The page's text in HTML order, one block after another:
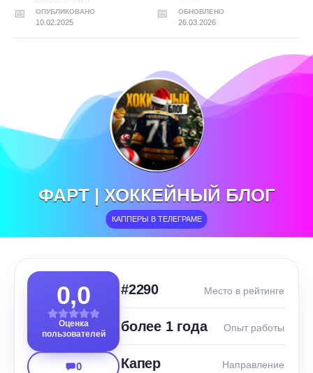
ОПУБЛИКОВАНО
10.02.2025
ОБНОВЛЕНО
26.03.2026
ФАРТ | ХОККЕЙНЫЙ БЛОГ
КАППЕРЫ В ТЕЛЕГРАМЕ
0,0
Оценка
пользователей
0
#2290 Место в рейтинге
более 1 года Опыт работы
Капер Направление